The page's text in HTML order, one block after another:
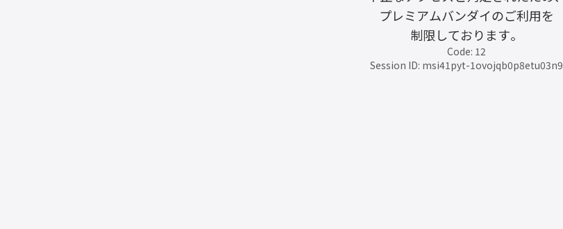
プレミアムバンダイのご利用を
制限しております。
Code: 12
Session ID: msi41pyt-1ovojqb0p8etu03n9